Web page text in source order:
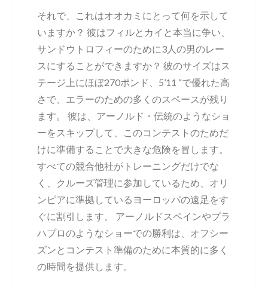
それで、これはオオカミにとって何を示して
いますか？ 彼はフィルとカイと本当に争い、
サンドウトロフィーのために3人の男のレー
スにすることができますか？ 彼のサイズはス
テージ上にほぼ270ポンド、5’11 “で優れた高
さで、エラーのための多くのスペースが残り
ます。 彼は、アーノルド・伝統のようなショ
ーをスキップして、このコンテストのためだ
けに準備することで大きな危険を冒します。
すべての競合他社がトレーニングだけでな
く、クルーズ管理に参加しているため、オリ
ンピアに準拠しているヨーロッパの遠足をす
ぐに割引します。 アーノルドスペインやプラ
ハプロのようなショーでの勝利は、オフシー
ズンとコンテスト準備のために本質的に多く
の時間を提供します。